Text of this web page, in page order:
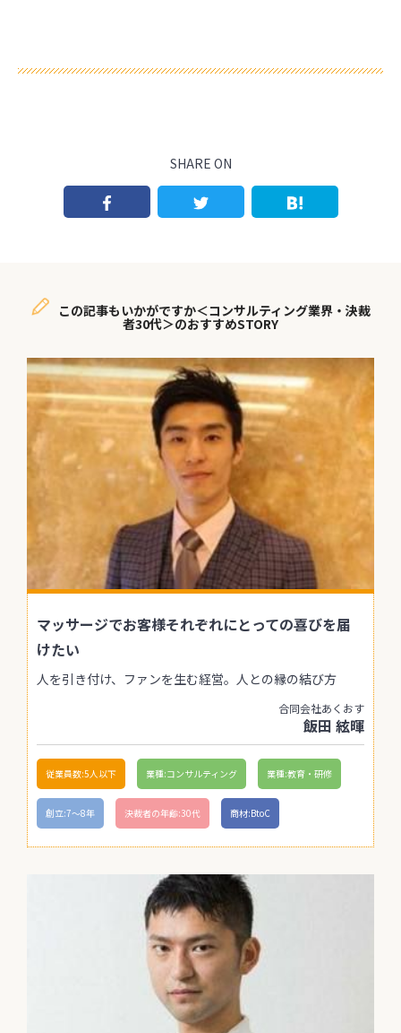
SHARE ON
この記事もいかがですか＜コンサルティング業界・決裁
者30代＞のおすすめSTORY
マッサージでお客様それぞれにとっての喜びを届
けたい
人を引き付け、ファンを生む経営。人との縁の結び方
合同会社あくおす
飯田 絃暉
従業員数:5人以下 業種:コンサルティング 業種:教育・研修
創立:7〜8年 決裁者の年齢:30代 商材:BtoC